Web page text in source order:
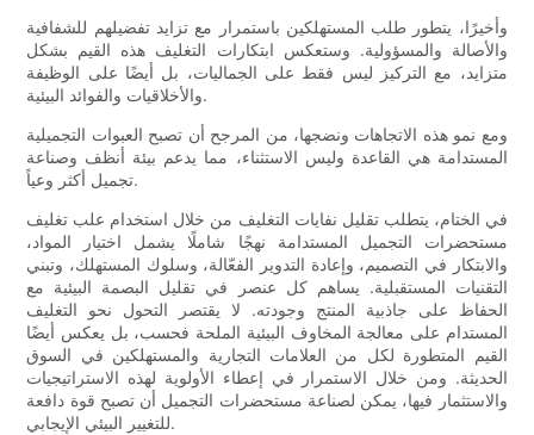
وأخيرًا، يتطور طلب المستهلكين باستمرار مع تزايد تفضيلهم للشفافية
والأصالة والمسؤولية. وستعكس ابتكارات التغليف هذه القيم بشكل
متزايد، مع التركيز ليس فقط على الجماليات، بل أيضًا على الوظيفة
والأخلاقيات والفوائد البيئية.
ومع نمو هذه الاتجاهات ونضجها، من المرجح أن تصبح العبوات التجميلية
المستدامة هي القاعدة وليس الاستثناء، مما يدعم بيئة أنظف وصناعة
تجميل أكثر وعياً.
في الختام، يتطلب تقليل نفايات التغليف من خلال استخدام علب تغليف
مستحضرات التجميل المستدامة نهجًا شاملًا يشمل اختيار المواد،
والابتكار في التصميم، وإعادة التدوير الفعّالة، وسلوك المستهلك، وتبني
التقنيات المستقبلية. يساهم كل عنصر في تقليل البصمة البيئية مع
الحفاظ على جاذبية المنتج وجودته. لا يقتصر التحول نحو التغليف
المستدام على معالجة المخاوف البيئية الملحة فحسب، بل يعكس أيضًا
القيم المتطورة لكل من العلامات التجارية والمستهلكين في السوق
الحديثة. ومن خلال الاستمرار في إعطاء الأولوية لهذه الاستراتيجيات
والاستثمار فيها، يمكن لصناعة مستحضرات التجميل أن تصبح قوة دافعة
للتغيير البيئي الإيجابي.